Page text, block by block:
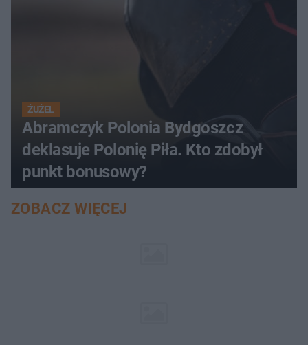
ŻUŻEL
Abramczyk Polonia Bydgoszcz
deklasuje Polonię Piła. Kto zdobył
punkt bonusowy?
ZOBACZ WIĘCEJ